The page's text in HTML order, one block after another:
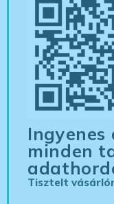
minden
Tisztelt